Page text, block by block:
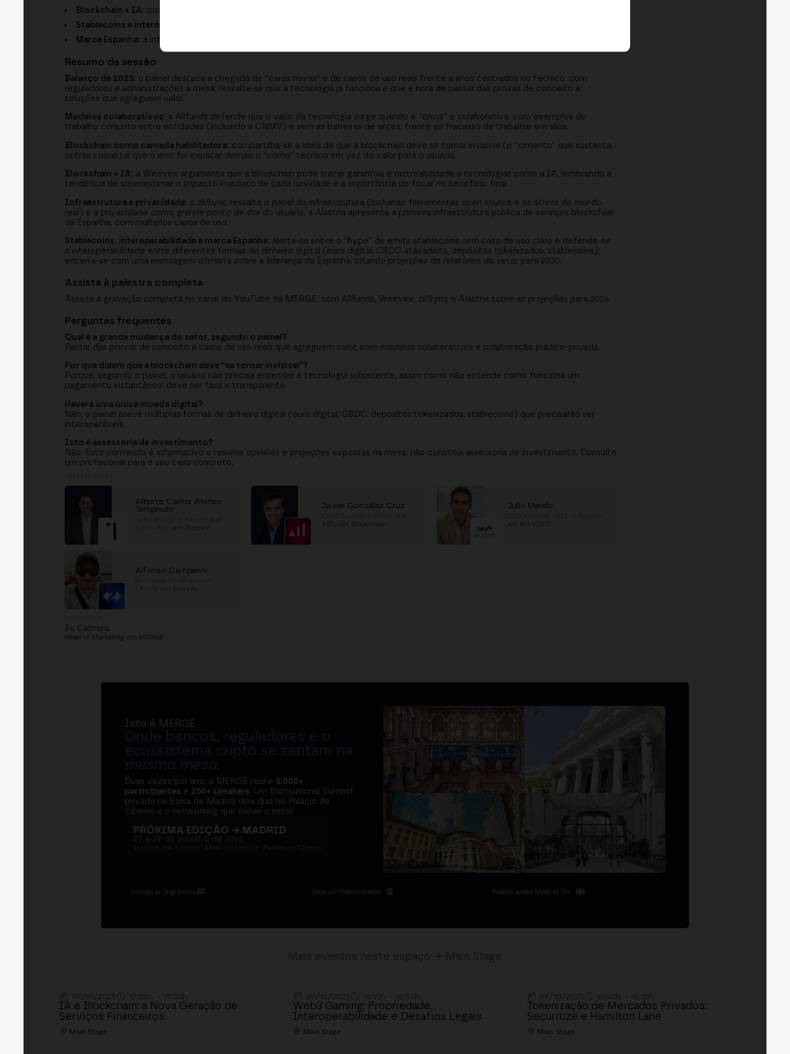
Blockchain + IA: como a blockchain pode trazer garantias à inteligência artificial
Stablecoins e interoperabilidade:
Marca Espanha: a infraestrutura pública de blockchain e as projeções para 2030
Resumo da sessão
Balanço de 2025: o painel destaca a chegada de “caras novas” e de casos de uso reais frente a anos centrados no técnico, com
reguladores e administrações à mesa; ressalta-se que a tecnologia já funciona e que é hora de passar das provas de conceito a
soluções que agreguem valor.
Modelos colaborativos: a Allfunds defende que o valor da tecnologia surge quando é “cross” e colaborativa, com exemplos de
trabalho conjunto entre entidades (incluindo a CNMV) e sem as barreiras de antes, frente ao fracasso de trabalhar em silos.
Blockchain como camada habilitadora: compartilha-se a ideia de que a blockchain deve se tornar invisível (o “cimento” que sustenta
outras coisas) e que o erro foi explicar demais o “como” técnico em vez do valor para o usuário.
Blockchain + IA: a Weevex argumenta que a blockchain pode trazer garantias e rastreabilidade a tecnologias como a IA, lembrando a
tendência de superestimar o impacto imediato de cada novidade e a importância de focar no benefício final.
Infraestrutura e privacidade: a zkSync ressalta o papel da infraestrutura (incluindo ferramentas open source e os ativos do mundo
real) e a privacidade como grande ponto de dor do usuário; a Alastria apresenta a primeira infraestrutura pública de serviços blockchain
da Espanha, com múltiplos casos de uso.
Stablecoins, interoperabilidade e marca Espanha: alerta-se sobre o “hype” de emitir stablecoins sem caso de uso claro e defende-se
a interoperabilidade entre diferentes formas de dinheiro digital (euro digital, CBDC atacadista, depósitos tokenizados, stablecoins);
encerra-se com uma mensagem otimista sobre a liderança da Espanha, citando projeções de relatórios do setor para 2030.
Assista à palestra completa
Assista à gravação completa no canal do YouTube da MERGE, com Allfunds, Weevex, zkSync e Alastria sobre as projeções para 2026.
Perguntas frequentes
Qual é a grande mudança do setor, segundo o painel?
Passar das provas de conceito a casos de uso reais que agreguem valor, com modelos colaborativos e colaboração público-privada.
Por que dizem que a blockchain deve “se tornar invisível”?
Porque, segundo o painel, o usuário não precisa entender a tecnologia subjacente, assim como não entende como funciona um
pagamento instantâneo: deve ser fácil e transparente.
Haverá uma única moeda digital?
Não; o painel prevê múltiplas formas de dinheiro digital (euro digital, CBDC, depósitos tokenizados, stablecoins) que precisarão ser
interoperáveis.
Isto é assessoria de investimento?
Não. Este conteúdo é informativo e resume opiniões e projeções expostas na mesa; não constitui assessoria de investimento. Consulte
um profissional para o seu caso concreto.
Alberto Carlos Alonso
Temprado
Javier González Cruz Julio Merelo
Alfonso Campenni
ZKsync
Eu Cabrera
Head of Marketing em MERGE
Isto é MERGE
Onde bancos, reguladores e o
ecossistema cripto se sentam na
mesma mesa.
Duas vezes por ano, o MERGE reúne 5.000+
participantes e 250+ speakers. Um Institutional Summit
privado na Bolsa de Madrid, dois dias no Palácio de
Cibeles e o networking que move o setor.
PRÓXIMA EDIÇÃO → MADRID
27 a 29 de outubro de 2026
Institutional summit · Main conference · Palacio de Cibeles
Comprar Ingressos Seja um Patrocinador Palestrantes Madrid '26
IA e Blockchain: a Nova Geração de
Serviços Financeiros
Main Stage
Web3 Gaming: Propriedade,
Interoperabilidade e Desafios Legais
Main Stage
Tokenização de Mercados Privados:
Securitize e Hamilton Lane
Main Stage